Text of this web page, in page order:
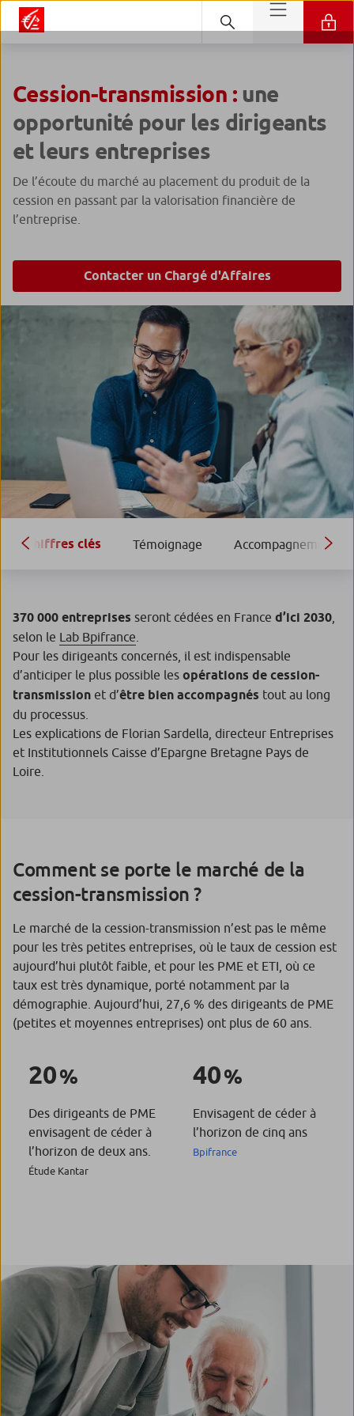
Cession-transmission : une
opportunité pour les dirigeants
et leurs entreprises
De l’écoute du marché au placement du produit de la
cession en passant par la valorisation financière de
l’entreprise.
Contacter un Chargé d'Affaires
Chiffres clés Témoignage Accompagnement
370 000 entreprises seront cédées en France d’ici 2030
selon le Lab Bpifrance
Pour les dirigeants concernés, il est indispensable
d’anticiper le plus possible les opérations de cession-
transmission et d’être bien accompagnés tout au long
du processus.
Les explications de Florian Sardella, directeur Entreprises
et Institutionnels Caisse d’Epargne Bretagne Pays de
Loire.
Comment se porte le marché de la
cession-transmission ?
Le marché de la cession-transmission n’est pas le même
pour les très petites entreprises, où le taux de cession est
aujourd’hui plutôt faible, et pour les PME et ETI, où ce
taux est très dynamique, porté notamment par la
démographie. Aujourd’hui, 27,6 % des dirigeants de PME
(petites et moyennes entreprises) ont plus de 60 ans.
20
Des dirigeants de PME
envisagent de céder à
l’horizon de deux ans.
Étude Kantar
40
Envisagent de céder à
l’horizon de cinq ans
Bpifrance